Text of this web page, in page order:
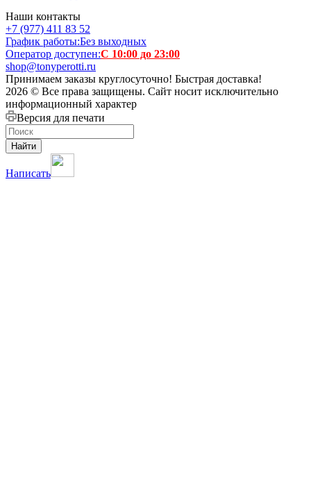
Наши контакты
+7 (977) 411 83 52
График работы:Без выходных
Оператор доступен:С 10:00 до 23:00
shop@tonyperotti.ru
Принимаем заказы круглосуточно! Быстрая доставка!
2026 © Все права защищены. Сайт носит исключительно
информационный характер
Версия для печати
Найти
Написать